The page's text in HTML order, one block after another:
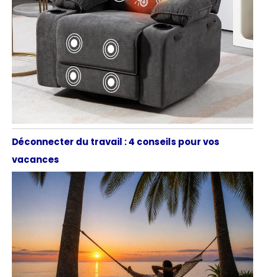
Déconnecter du travail : 4 conseils pour vos
vacances